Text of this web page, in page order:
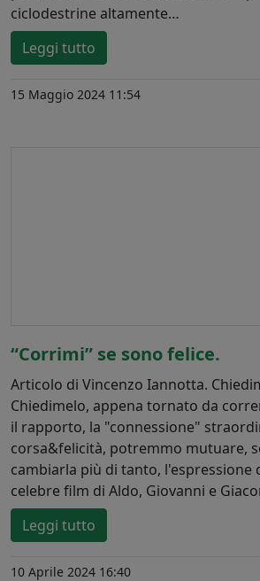
ciclodestrine altamente…
Leggi tutto
15 Maggio 2024 11:54
“Corrimi” se sono felice.
Articolo di Vincenzo Iannotta.
Chiedimelo, appena tornato da
il rapporto, la "connessione"
corsa&felicità, potremmo mutuare,
cambiarla più di tanto, l'espressione
celebre film di Aldo, Giovanni e
Leggi tutto
10 Aprile 2024 16:40